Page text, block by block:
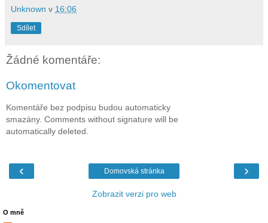
Unknown v 16:06
Sdílet
Žádné komentáře:
Okomentovat
Komentáře bez podpisu budou automaticky
smazány. Comments without signature will be
automatically deleted.
‹ ›
Domovská stránka
Zobrazit verzi pro web
O mně